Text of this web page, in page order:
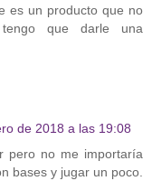
es un producto que no
que darle una
de 2018 a las 19:08
pero no me importaría
bases y jugar un poco.